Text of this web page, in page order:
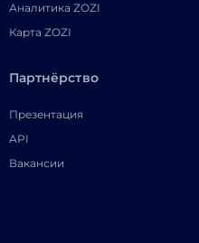
Аналитика ZOZI
Карта ZOZI
Партнёрство
Презентация
API
Вакансии